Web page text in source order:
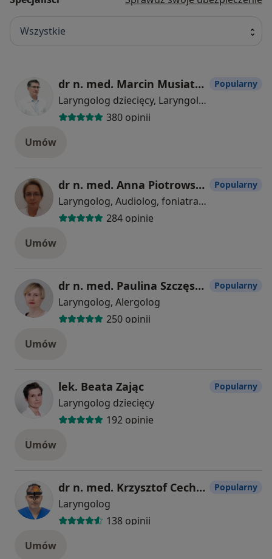
Wszystkie
dr n. med. Marcin Musiatowicz
Laryngolog dziecięcy, Laryngolog
380 opinii
Popularny
Umów
dr n. med. Anna Piotrowska-Lorens
Laryngolog, Audiolog, foniatra, Lekarz wykonujący zabiegi medycyny estetycznej
284 opinie
Popularny
Umów
dr n. med. Paulina Szczęsnowicz-Dąbrowska
Laryngolog, Alergolog
250 opinii
Popularny
Umów
lek. Beata Zając
Laryngolog dziecięcy
192 opinie
Popularny
Umów
dr n. med. Krzysztof Cecherz
Laryngolog
138 opinii
Popularny
Umów